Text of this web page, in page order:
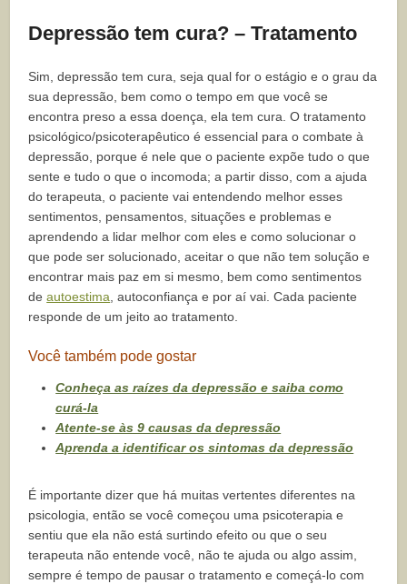
Depressão tem cura? – Tratamento
Sim, depressão tem cura, seja qual for o estágio e o grau da
sua depressão, bem como o tempo em que você se
encontra preso a essa doença, ela tem cura. O tratamento
psicológico/psicoterapêutico é essencial para o combate à
depressão, porque é nele que o paciente expõe tudo o que
sente e tudo o que o incomoda; a partir disso, com a ajuda
do terapeuta, o paciente vai entendendo melhor esses
sentimentos, pensamentos, situações e problemas e
aprendendo a lidar melhor com eles e como solucionar o
que pode ser solucionado, aceitar o que não tem solução e
encontrar mais paz em si mesmo, bem como sentimentos
deautoestima , autoconfiança e por aí vai. Cada paciente
responde de um jeito ao tratamento.
Você também pode gostar
Conheça as raízes da depressão e saiba como
curá-la
Atente-se às 9 causas da depressão
Aprenda a identificar os sintomas da depressão
É importante dizer que há muitas vertentes diferentes na
psicologia, então se você começou uma psicoterapia e
sentiu que ela não está surtindo efeito ou que o seu
terapeuta não entende você, não te ajuda ou algo assim,
sempre é tempo de pausar o tratamento e começá-lo com